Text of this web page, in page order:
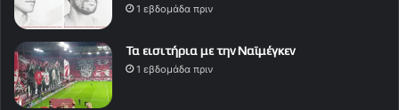
1 εβδομάδα πριν
Τα εισιτήρια με την Ναϊμέγκεν
1 εβδομάδα πριν